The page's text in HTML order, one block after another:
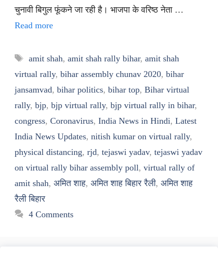
चुनावी बिगुल फूंकने जा रही है। भाजपा के वरिष्ठ नेता …
Read more
Tags
amit shah, amit shah rally bihar, amit shah
virtual rally, bihar assembly chunav 2020, bihar
jansamvad, bihar politics, bihar top, Bihar virtual
rally, bjp, bjp virtual rally, bjp virtual rally in bihar,
congress, Coronavirus, India News in Hindi, Latest
India News Updates, nitish kumar on virtual rally,
physical distancing, rjd, tejaswi yadav, tejaswi yadav
on virtual rally bihar assembly poll, virtual rally of
amit shah, अमित शाह, अमित शाह बिहार रैली, अमित शाह
रैली बिहार
4 Comments